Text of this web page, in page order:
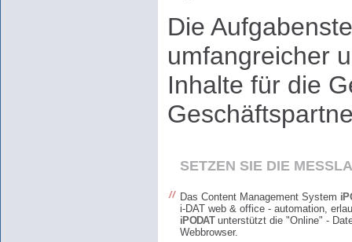
Die
umfangreicher
Inhalte für die
SETZEN SIE DIE
Das Content Management System
i-DAT web & office - automation,
iPODATunterstützt die "Online" -
Webbrowser.